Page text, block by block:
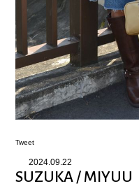
Tweet
2024.09.22
SUZUKA / MIYUU